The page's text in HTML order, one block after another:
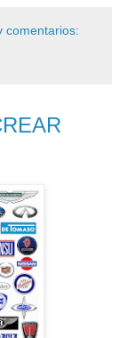
comentarios: